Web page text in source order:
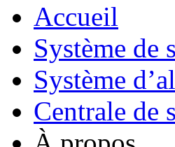
Accueil
Système de
Système
Centrale de